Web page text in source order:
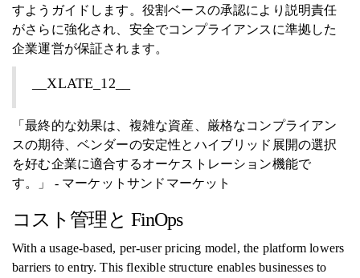
すようガイドします。役割ベースの承認により説明責任
がさらに強化され、安全でコンプライアンスに準拠した
企業運営が保証されます。
__XLATE_12__
「最終的な効果は、複雑な資産、厳格なコンプライアン
スの期待、ベンダーの安定性とハイブリッド展開の選択
を好む企業に適合するオーケストレーション機能で
す。」 - マーケットサンドマーケット
コスト管理と FinOps
With a usage-based, per-user pricing model, the platform lowers
barriers to entry. This flexible structure enables businesses to